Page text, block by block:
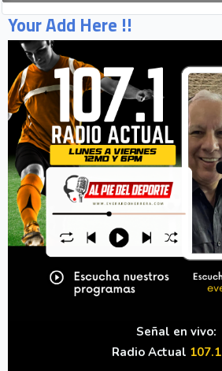
Your Add Here !!
Señal en vivo:
Radio Actual 107.1